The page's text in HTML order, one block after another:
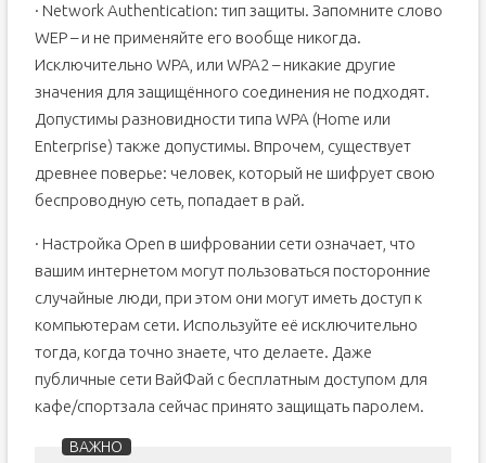
· Network Authentication: тип защиты. Запомните слово
WEP – и не применяйте его вообще никогда.
Исключительно WPA, или WPA2 – никакие другие
значения для защищённого соединения не подходят.
Допустимы разновидности типа WPA (Home или
Enterprise) также допустимы. Впрочем, существует
древнее поверье: человек, который не шифрует свою
беспроводную сеть, попадает в рай.
· Настройка Open в шифровании сети означает, что
вашим интернетом могут пользоваться посторонние
случайные люди, при этом они могут иметь доступ к
компьютерам сети. Используйте её исключительно
тогда, когда точно знаете, что делаете. Даже
публичные сети ВайФай с бесплатным доступом для
кафе/спортзала сейчас принято защищать паролем.